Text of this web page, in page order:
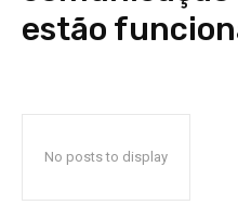
estão
No posts to display